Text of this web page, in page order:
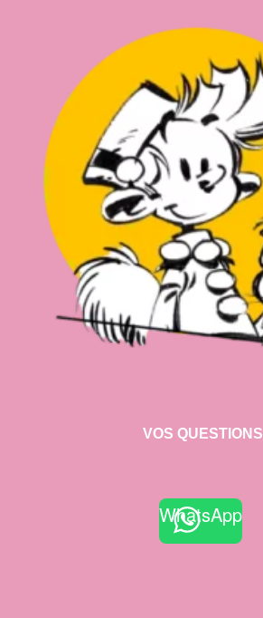
VOS QUESTIONS
WhatsApp